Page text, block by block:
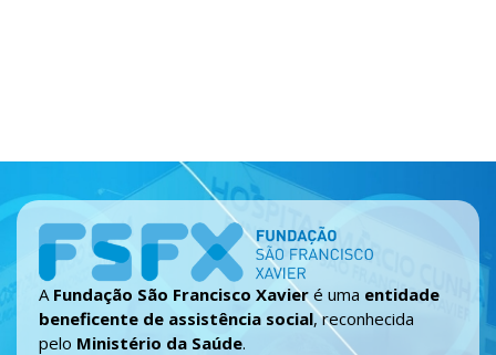
A Fundação São Francisco Xavier é uma entidade
beneficente de assistência social, reconhecida
pelo Ministério da Saúde.